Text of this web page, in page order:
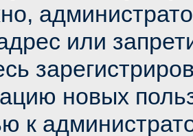
или
новых
к